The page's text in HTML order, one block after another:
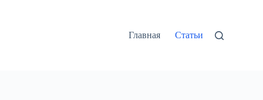
Главная Статьи